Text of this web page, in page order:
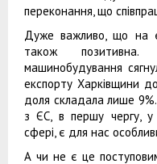
переконання, що
Дуже важливо, що на
також позитивна.
машинобудування
експорту Харківщини
доля складала лише
з ЄС, в першу чергу, у
сфері, є для нас
А чи не є це